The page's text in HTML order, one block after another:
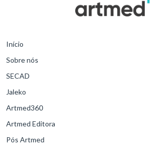
Início
Sobre nós
SECAD
Jaleko
Artmed360
Artmed Editora
Pós Artmed